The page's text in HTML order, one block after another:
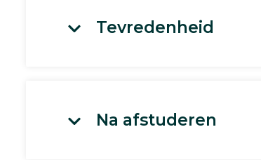
Tevredenheid
Na afstuderen